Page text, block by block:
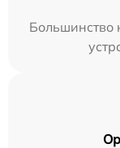
Большинство